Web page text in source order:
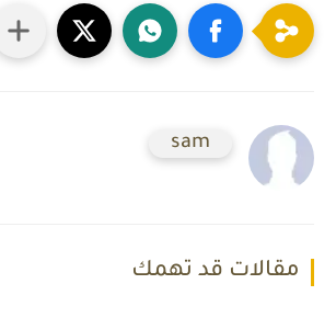
sam
مقالات قد تهمك